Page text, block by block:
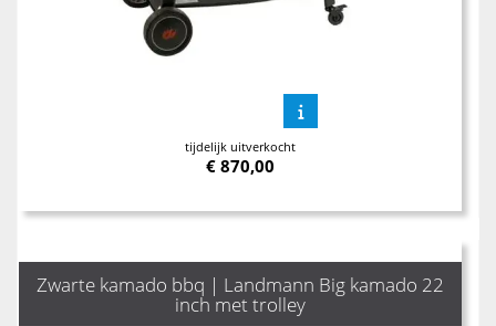
tijdelijk uitverkocht
€ 870,00
Zwarte kamado bbq | Landmann Big kamado 22
inch met trolley